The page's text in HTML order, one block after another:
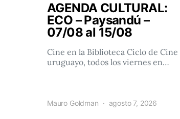
AGENDA CULTURAL:
ECO – Paysandú –
07/08 al 15/08
Cine en la Biblioteca Ciclo de Cine
uruguayo, todos los viernes en…
Mauro Goldman agosto 7, 2026